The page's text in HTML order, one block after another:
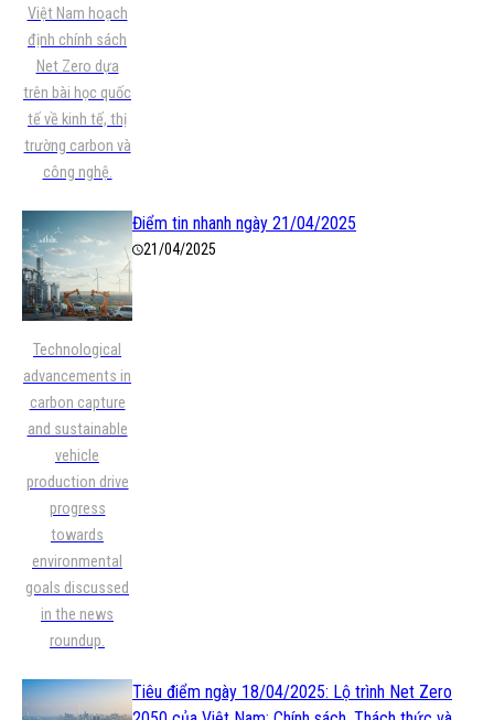
Việt Nam hoạch
định chính sách
Net Zero dựa
trên bài học quốc
tế về kinh tế, thị
trường carbon và
công nghệ.
Technological
advancements in
carbon capture
and sustainable
vehicle
production drive
progress
towards
environmental
goals discussed
in the news
roundup.
Điểm tin nhanh ngày 21/04/2025
21/04/2025
Tiêu điểm ngày 18/04/2025: Lộ trình Net Zero